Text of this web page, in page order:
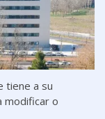
tiene a su
modificar o